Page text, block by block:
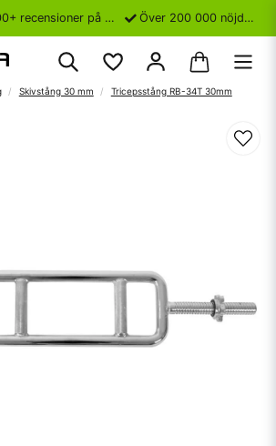
recensioner på Trustpilot Över 200 000 nöjda kunder
Skivstång 30 mm Tricepsstång RB-34T 30mm